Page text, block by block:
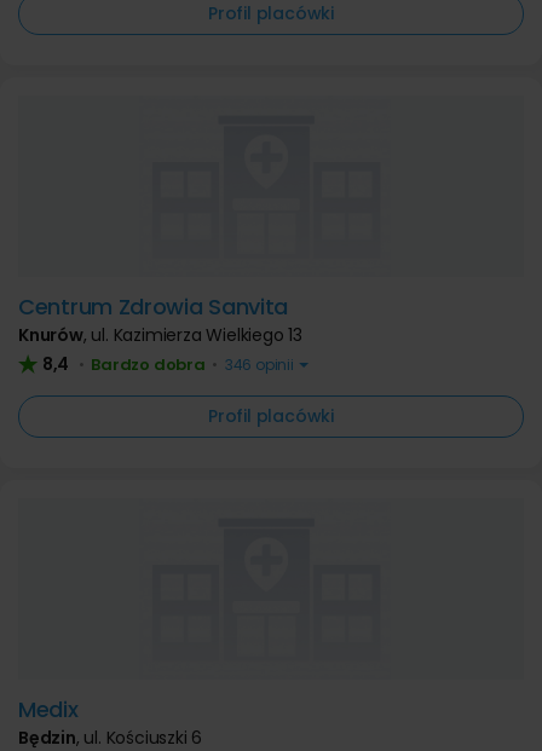
Profil placówki
Centrum Zdrowia Sanvita
Knurów, ul. Kazimierza Wielkiego 13
8,4 • Bardzo dobra • 346 opinii
Profil placówki
Medix
Będzin, ul. Kościuszki 6